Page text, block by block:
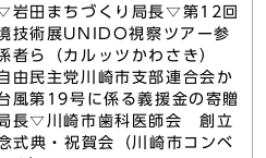
岩田まちづくり局長▽第12回
技術展UNIDO視察ツアー参
者ら（カルッツかわさき）
由民主党川崎市支部連合会か
風第19号に係る義援金の寄贈
長▽川崎市歯科医師会 創立
式典・祝賀会（川崎市コンベ